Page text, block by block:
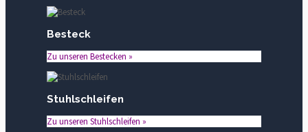
Besteck
Zu unseren Bestecken »
Stuhlschleifen
Zu unseren Stuhlschleifen »